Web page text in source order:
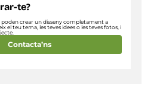
te?
poden crear un disseny completament a
el teu tema, les teves idees o les teves fotos, i
Contacta’ns